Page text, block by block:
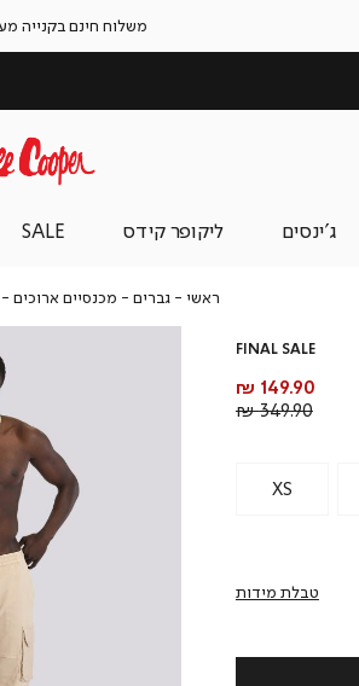
משלוח חינם בקנייה מעל 199
ג'ינסים ליקופר קידס SALE
ראשי ראשי
גברים גברים
מכנסיים ארוכים
FINAL SALE
מחיר
מוצר
149.90 ₪
מחיר
349.90 ₪
XS
טבלת מידות